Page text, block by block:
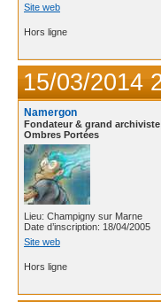
Site web
Hors ligne
15/03/2014
Namergon
Fondateur & grand
Ombres Portées
Lieu: Champigny sur Marne
Date d’inscription: 18/04/2005
Site web
Hors ligne